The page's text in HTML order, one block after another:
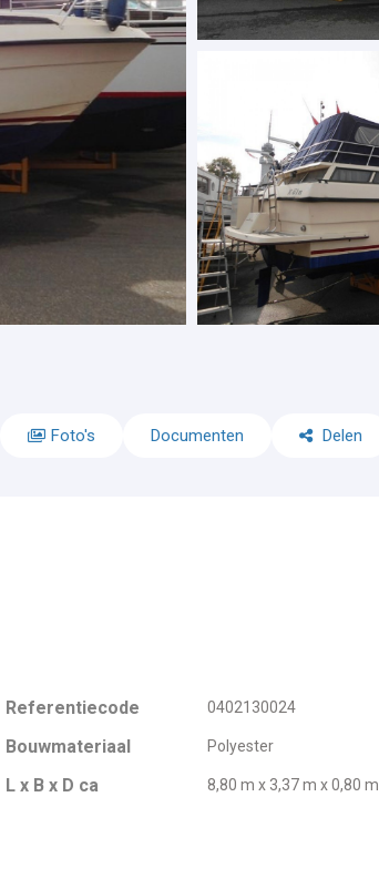
Foto's Documenten Delen
Referentiecode 0402130024
Bouwmateriaal Polyester
L x B x D ca 8,80 m x 3,37 m x 0,80 m